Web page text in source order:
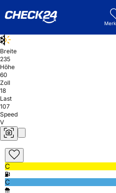
Breite
235
Höhe
60
Zoll
18
Last
107
Speed
V
C
C